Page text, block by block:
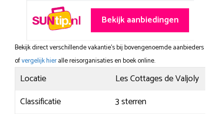
Bekijk aanbiedingen
Bekijk direct verschillende vakantie's bij bovengenoemde aanbieders
ofvergelijk hieralle reisorganisaties en boek online.
Locatie
Les Cottages de Valjoly
Classificatie
3 sterren